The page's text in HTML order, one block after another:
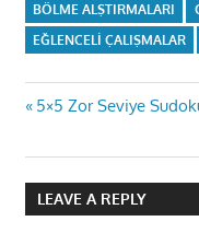
BÖLME ALŞTIRMALARI
EĞLENCELI ÇALIŞMALAR
Yazı
gezinmesi
Previous
5×5 Zor Seviye
LEAVE A REPLY